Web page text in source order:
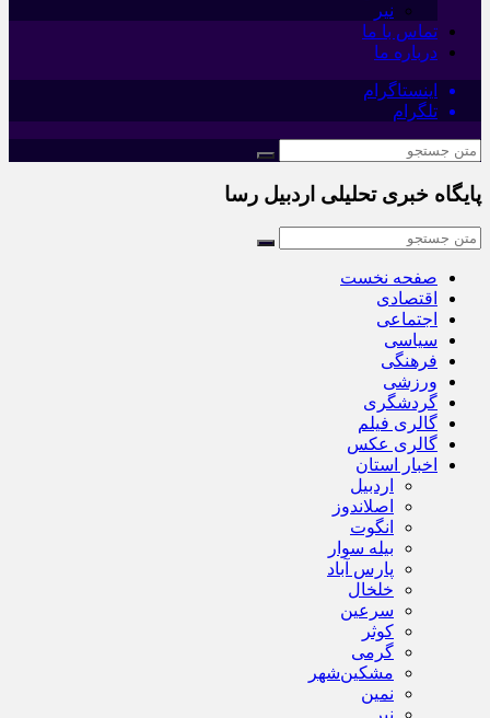
نیر
تماس با ما
درباره ما
اینستاگرام
تلگرام
پایگاه خبری تحلیلی اردبیل رسا
صفحه نخست
اقتصادی
اجتماعی
سیاسی
فرهنگی
ورزشی
گردشگری
گالری فیلم
گالری عکس
اخبار استان
اردبیل
اصلاندوز
انگوت
بیله سوار
پارس آباد
خلخال
سرعین
کوثر
گرمی
مشکین‌شهر
نمین